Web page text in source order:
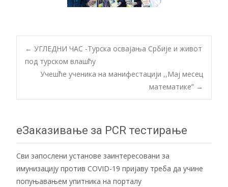
Post
navigation
← УГЛЕДНИ ЧАС -Турска освајања Србије и живот
под турском влашћу
Учешће ученика на манифестацији ,,Мај месец
математике” →
еЗаказивање за PCR тестирање
Сви запослени установе заинтересовани за
имунизацију против COVID-19 пријаву треба да учине
попуњавањем упитника на порталу